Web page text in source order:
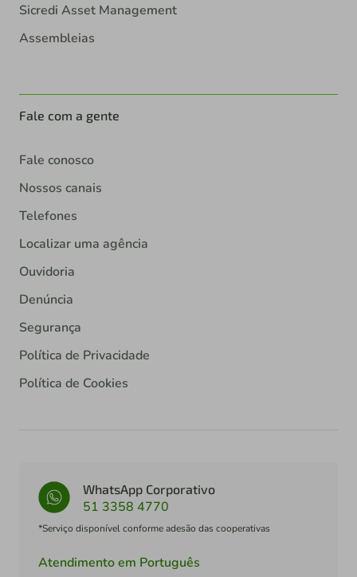
Sicredi Asset Management
Assembleias
Fale com a gente
Fale conosco
Nossos canais
Telefones
Localizar uma agência
Ouvidoria
Denúncia
Segurança
Política de Privacidade
Política de Cookies
WhatsApp Corporativo
51 3358 4770
*Serviço disponível conforme adesão das cooperativas
Atendimento em Português